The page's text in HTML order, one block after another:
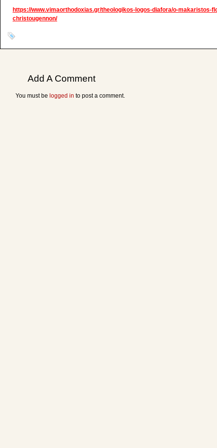
https://www.vimaorthodoxias.gr/theologikos-logos-diafora/o-makaristos-
christougennon/
Add A Comment
You must be logged in to post a comment.